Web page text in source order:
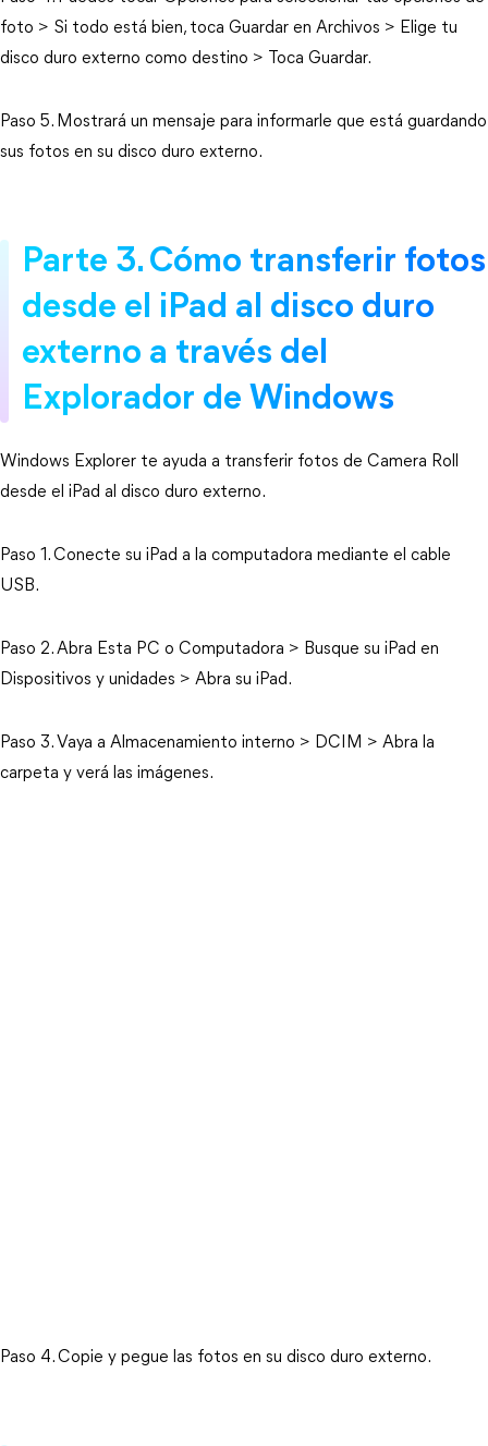
foto > Si todo está bien, toca Guardar en Archivos > Elige tu
disco duro externo como destino > Toca Guardar.
Paso 5. Mostrará un mensaje para informarle que está guardando
sus fotos en su disco duro externo.
Parte 3. Cómo transferir fotos
desde el iPad al disco duro
externo a través del
Explorador de Windows
Windows Explorer te ayuda a transferir fotos de Camera Roll
desde el iPad al disco duro externo.
Paso 1. Conecte su iPad a la computadora mediante el cable
USB.
Paso 2. Abra Esta PC o Computadora > Busque su iPad en
Dispositivos y unidades > Abra su iPad.
Paso 3. Vaya a Almacenamiento interno > DCIM > Abra la
carpeta y verá las imágenes.
Paso 4. Copie y pegue las fotos en su disco duro externo.